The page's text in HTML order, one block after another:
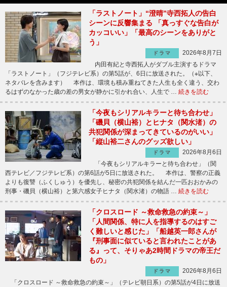
「ラストノート」“澄晴”寺西拓人の告白
シーンに反響集まる 「真っすぐな告白が
カッコいい」「最高のシーンをありがと
う」
ドラマ
2026年8月7日
内田有紀と寺西拓人がダブル主演するドラマ
「ラストノート」（フジテレビ系）の第5話が、6日に放送された。（※以下、
ネタバレを含みます） 本作は、環境も積み重ねてきた人生も全く違う、交わ
るはずのなかった歳の差の男女が静かに引かれ合い、人生で … 続きを読む
「今夜もシリアルキラーと待ち合わせ」
「磯貝（横山裕）とヒナタ（関水渚）の
共犯関係が深まってきているのがいい」
「縦山裕二さんのグッズ欲しい」
ドラマ
2026年8月6日
「今夜もシリアルキラーと待ち合わせ」（関
西テレビ／フジテレビ系）の第6話が5日に放送された。 本作は、警察の正義
よりも復讐（ふくしゅう）を優先し、秘密の共犯関係を結んだ一匹おおかみの
刑事・磯貝（横山裕）と第六感女子ヒナタ（関水渚）の物語 … 続きを読む
「クロスロード ～救命救急の約束～」
「人間関係、特に人を指導するのはすご
く難しいと感じた」「船越英一郎さんが
『刑事面に似ていると言われたことがあ
る』って、そりゃあ2時間ドラマの帝王だ
もの」
ドラマ
2026年8月6日
「クロスロード ～救命救急の約束～」（テレビ朝日系）の第5話が4日に放送